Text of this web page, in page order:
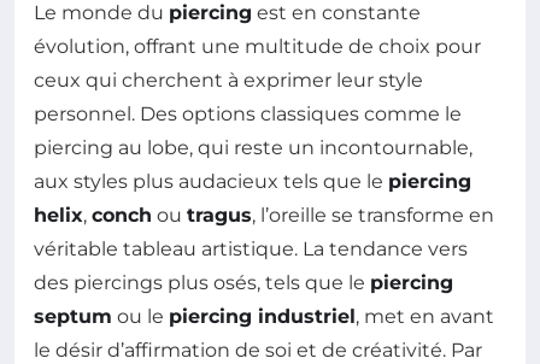
Le monde du piercing est en constante
évolution, offrant une multitude de choix pour
ceux qui cherchent à exprimer leur style
personnel. Des options classiques comme le
piercing au lobe, qui reste un incontournable,
aux styles plus audacieux tels que le piercing
helix, conch ou tragus, l’oreille se transforme en
véritable tableau artistique. La tendance vers
des piercings plus osés, tels que le piercing
septum ou le piercing industriel, met en avant
le désir d’affirmation de soi et de créativité. Par